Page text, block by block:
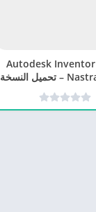
برنامج Autodesk Inventor
Nastran 2025 – تحميل النسخة
الكاملة